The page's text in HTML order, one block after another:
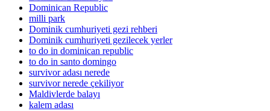
Dominican Republic
milli park
Dominik cumhuriyeti gezi rehberi
Dominik cumhuriyeti gezilecek yerler
to do in dominican republic
to do in santo domingo
survivor adası nerede
survivor nerede çekiliyor
Maldivlerde balayı
kalem adası